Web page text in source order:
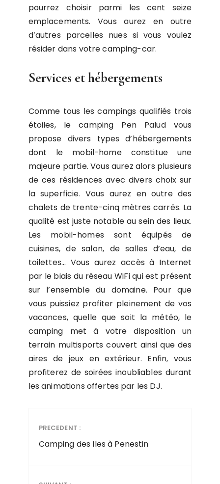
pourrez choisir parmi les cent seize
emplacements. Vous aurez en outre
d’autres parcelles nues si vous voulez
résider dans votre camping-car.
Services et hébergements
Comme tous les campings qualifiés trois
étoiles, le camping Pen Palud vous
propose divers types d’hébergements
dont le mobil-home constitue une
majeure partie. Vous aurez alors plusieurs
de ces résidences avec divers choix sur
la superficie. Vous aurez en outre des
chalets de trente-cinq mètres carrés. La
qualité est juste notable au sein des lieux.
Les mobil-homes sont équipés de
cuisines, de salon, de salles d’eau, de
toilettes… Vous aurez accès à Internet
par le biais du réseau WiFi qui est présent
sur l’ensemble du domaine. Pour que
vous puissiez profiter pleinement de vos
vacances, quelle que soit la météo, le
camping met à votre disposition un
terrain multisports couvert ainsi que des
aires de jeux en extérieur. Enfin, vous
profiterez de soirées inoubliables durant
les animations offertes par les DJ.
PRECEDENT :
Camping des Iles à Penestin